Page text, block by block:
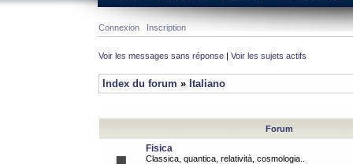
Connexion Inscription
Voir les messages sans réponse | Voir les sujets actifs
Index du forum » Italiano
Forum
Fisica
Classica, quantica, relatività, cosmologia..